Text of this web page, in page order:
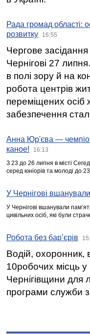
Рада громад області:
розвитку
16:55
Чергове
Чернігові 27
в полі зору й на
робота центрів
переміщених осіб
забезпечення
Анна Юр'єва —
каное!
16:13
З 23 до 26 липня в місті
серед юніорів та молоді до
У Чернігові вшанували
У Чернігові вшанували
цивільних осіб, які були
Робота без бар’єрів
Водій, охоронник,
10робочих місць
Чернігівщини для
програми служби